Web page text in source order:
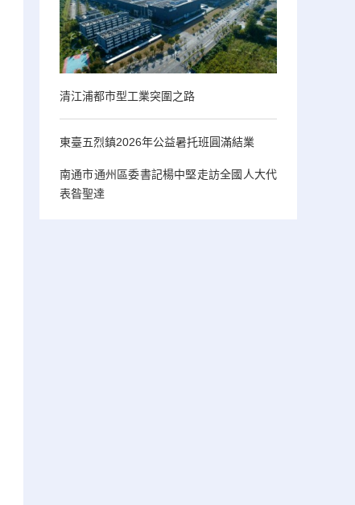
清江浦都市型工業突圍之路
東臺五烈鎮2026年公益暑托班圓滿結業
南通市通州區委書記楊中堅走訪全國人大代
表昝聖達